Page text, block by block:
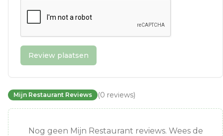
Review plaatsen
Mijn Restaurant Reviews (0 reviews)
Nog geen Mijn Restaurant reviews. Wees de